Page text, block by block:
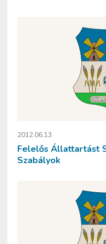
2012.06.13
Felelős Állattartást
Szabályok